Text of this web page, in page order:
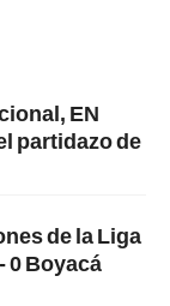
EN
partidazo de
de la Liga
0 Boyacá